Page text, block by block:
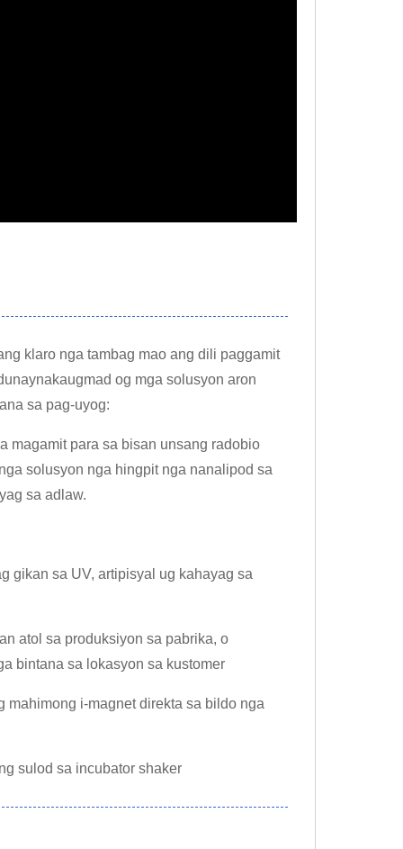
klaro nga tambag mao ang dili paggamit
nakaugmad og mga solusyon aron
sa pag-uyog:
magamit para sa bisan unsang radobio
solusyon nga hingpit nga nanalipod sa
sa adlaw.
gikan sa UV, artipisyal ug kahayag sa
atol sa produksiyon sa pabrika, o
bintana sa lokasyon sa kustomer
i-magnet direkta sa bildo nga
sulod sa incubator shaker